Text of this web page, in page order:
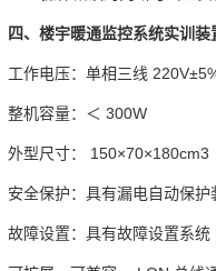
四、楼宇暖通监控系统实训装
工作电压：单相三线
整机容量：＜ 300W
外型尺寸： 150×70×180cm3
安全保护：具有漏电自动保护
故障设置：具有故障设置系统